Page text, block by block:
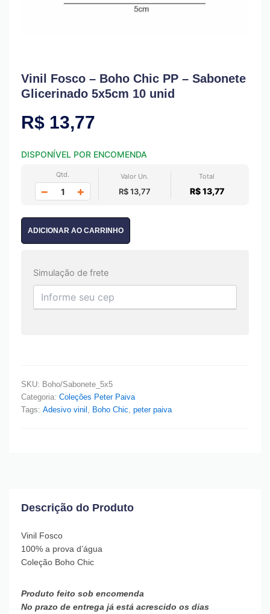
Vinil Fosco – Boho Chic PP – Sabonete
Glicerinado 5x5cm 10 unid
R$ 13,77
DISPONÍVEL POR ENCOMENDA
Qtd.
− +
Valor Un.
R$ 13,77
Total
R$ 13,77
ADICIONAR AO CARRINHO
Simulação de frete
SKU: Boho/Sabonete_5x5
Categoria: Coleções Peter Paiva
Tags: Adesivo vinil , Boho Chic, peter paiva
Descrição do Produto
Vinil Fosco
100% a prova d’água
Coleção Boho Chic
Produto feito sob encomenda
No prazo de entrega já está acrescido os dias